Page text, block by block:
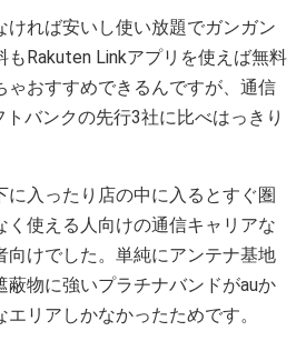
ければ安いし使い放題でガンガン
もRakuten Linkアプリを使えば無料
ゃおすすめできるんですが、通信
バンクの先行3社に比べはっきり
に入ったり店の中に入るとすぐ圏
く使える人向けの通信キャリアな
向けでした。単純にアンテナ基地
蔽物に強いプラチナバンドがauか
リアしかなかったためです。